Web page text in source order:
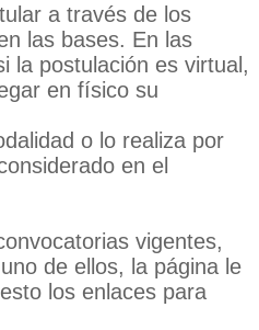
a través de los
las bases. En las
la postulación es virtual,
en físico su
o lo realiza por
en el
vigentes,
de ellos, la página le
los enlaces para